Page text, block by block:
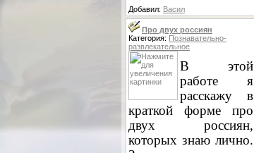
Добавил: Васил
Про двух россиян
Категория: Познавательно-
развлекательное
В этой
работе я
расскажу в
краткой форме про
двух россиян,
которых знаю лично.